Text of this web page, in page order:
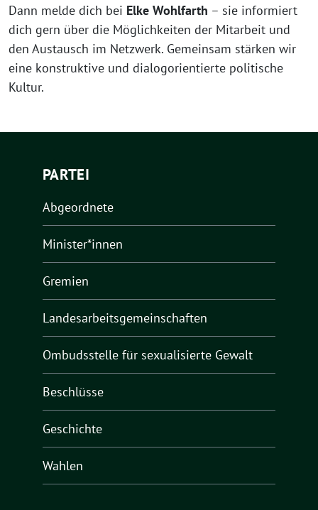
Dann melde dich bei Elke Wohlfarth – sie informiert
dich gern über die Möglichkeiten der Mitarbeit und
den Austausch im Netzwerk. Gemeinsam stärken wir
eine konstruktive und dialogorientierte politische
Kultur.
PARTEI
Abgeordnete
Minister*innen
Gremien
Landesarbeitsgemeinschaften
Ombudsstelle für sexualisierte Gewalt
Beschlüsse
Geschichte
Wahlen